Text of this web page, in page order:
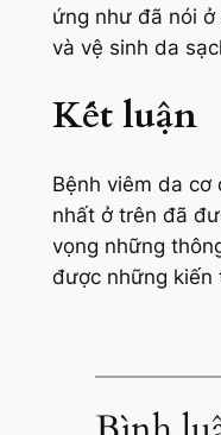
ứng như đã nói
và vệ sinh da
Kết luận
Bệnh viêm da
nhất ở trên đã
vọng những
được những kiến